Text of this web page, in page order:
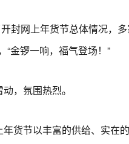
网上年货节总体情况，
“金锣一响，福气登场！”
，氛围热烈。
节以丰富的供给、实在